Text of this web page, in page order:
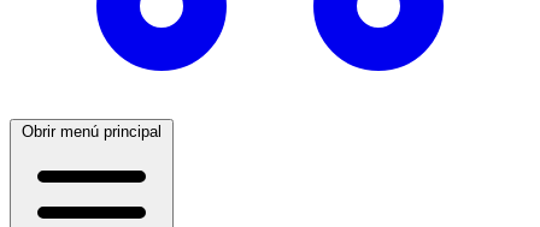
Obrir menú principal